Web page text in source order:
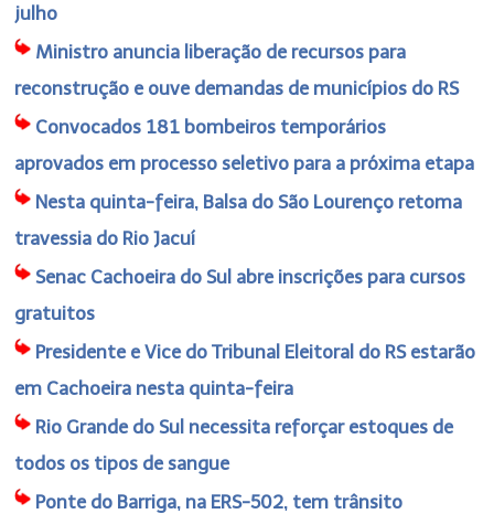
julho
Ministro anuncia liberação de recursos para
reconstrução e ouve demandas de municípios do RS
Convocados 181 bombeiros temporários
aprovados em processo seletivo para a próxima etapa
Nesta quinta-feira, Balsa do São Lourenço retoma
travessia do Rio Jacuí
Senac Cachoeira do Sul abre inscrições para cursos
gratuitos
Presidente e Vice do Tribunal Eleitoral do RS estarão
em Cachoeira nesta quinta-feira
Rio Grande do Sul necessita reforçar estoques de
todos os tipos de sangue
Ponte do Barriga, na ERS-502, tem trânsito